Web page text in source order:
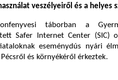
veszélyeiről és a helyes
táborban a
Safer Internet Center (SIC)
eseménydús nyári
és környékéről érkeztek.